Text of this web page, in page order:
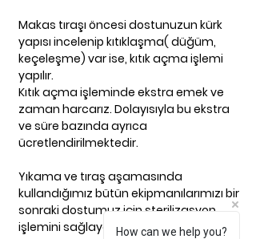
Makas tıraşı öncesi dostunuzun kürk
yapısı incelenip kıtıklaşma( düğüm,
keçeleşme) var ise, kıtık açma işlemi
yapılır.
Kıtık açma işleminde ekstra emek ve
zaman harcarız. Dolayısıyla bu ekstra
ve süre bazında ayrıca
ücretlendirilmektedir.
Yıkama ve tıraş aşamasında
kullandığımız bütün ekipmanılarımızı bir
sonraki dostumuz için sterilizasyon
işlemini sağlayarak kullanmaktayız.
How can we help you?